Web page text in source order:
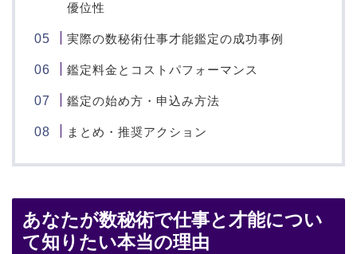
優位性
実際の数秘術仕事才能鑑定の成功事例
鑑定料金とコストパフォーマンス
鑑定の始め方・申込み方法
まとめ・推奨アクション
あなたが数秘術で仕事と才能につい
て知りたい本当の理由